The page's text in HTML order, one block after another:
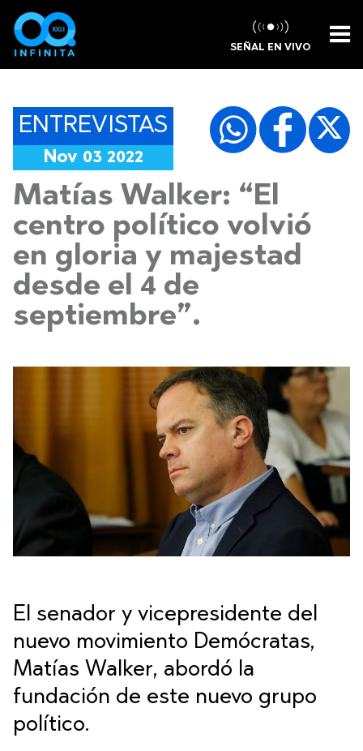
SEÑAL EN VIVO
ENTREVISTAS
Nov 03 2022
Matías Walker: “El
centro político volvió
en gloria y majestad
desde el 4 de
septiembre”.
El senador y vicepresidente del
nuevo movimiento Demócratas,
Matías Walker, abordó la
fundación de este nuevo grupo
político.